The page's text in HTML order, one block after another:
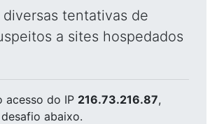
diversas tentativas de
a sites hospedados
acesso do IP 216.73.216.87,
abaixo.